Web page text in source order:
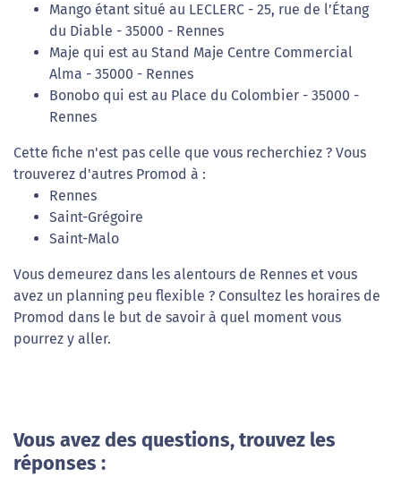
Mango étant situé au LECLERC - 25, rue de l’Étang
du Diable - 35000 - Rennes
Maje qui est au Stand Maje Centre Commercial
Alma - 35000 - Rennes
Bonobo qui est au Place du Colombier - 35000 -
Rennes
Cette fiche n'est pas celle que vous recherchiez ? Vous
trouverez d'autres Promod à :
Rennes
Saint-Grégoire
Saint-Malo
Vous demeurez dans les alentours de Rennes et vous
avez un planning peu flexible ? Consultez les horaires de
Promod dans le but de savoir à quel moment vous
pourrez y aller.
Vous avez des questions, trouvez les
réponses :